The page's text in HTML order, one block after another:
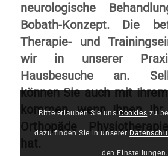
neurologische
Bobath-Konzept. Die
Therapie- und
wir in unserer
Hausbesuche an.
können Sie auch mit
kommen, wenn Ihnen
Orthopäde
hat.
Bitte erlauben Sie unsCookies zu
dazu finden Sie in unserer
den Einstellungen.